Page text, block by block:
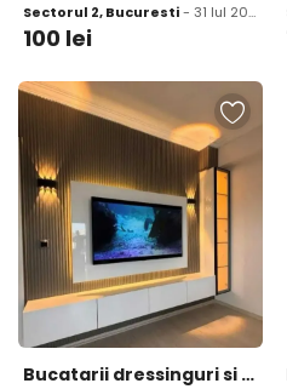
Sectorul 2, Bucuresti- 31 Iul 2026
100 lei
Bucatarii dressinguri si mobilier la comanda